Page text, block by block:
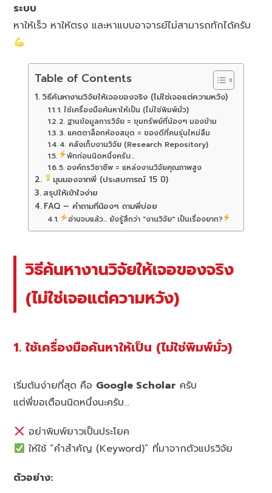
ระบบ
หาให้เร็ว หาให้ตรง และหาแบบอาจารย์ไม่สามารถทักได้ครับ
Table of Contents
วิธีค้นหางานวิจัยให้เจอของจริง (ไม่ใช่เจอแต่ความหวัง)
1. ใช้เครื่องมือค้นหาให้เป็น (ไม่ใช่พิมพ์มั่ว)
2. ฐานข้อมูลการวิจัย = ขุมทรัพย์ที่น้องๆ มองข้าม
3. แคตตาล็อกห้องสมุด = ของดีที่คนรุ่นใหม่ลืม
4. คลังเก็บงานวิจัย (Research Repository)
พักก่อนนิดหนึ่งครับ…
5. องค์กรวิชาชีพ = แหล่งงานวิจัยคุณภาพสูง
มุมมองจากพี่ (ประสบการณ์ 15 ปี)
สรุปให้เข้าใจง่าย
FAQ – คำถามที่น้องๆ ถามพี่บ่อย
อ่านจบแล้ว... ยังรู้สึกว่า "งานวิจัย" เป็นเรื่องยาก?
วิธีค้นหางานวิจัยให้เจอของจริง
(ไม่ใช่เจอแต่ความหวัง)
1. ใช้เครื่องมือค้นหาให้เป็น (ไม่ใช่พิมพ์มั่ว)
เริ่มต้นง่ายที่สุด คือ Google Scholar ครับ
แต่พี่ขอเตือนนิดหนึ่งนะครับ…
อย่าพิมพ์ยาวเป็นประโยค
ให้ใช้ “คำสำคัญ (Keyword)” ที่มาจากตัวแปรวิจัย
ตัวอย่าง: